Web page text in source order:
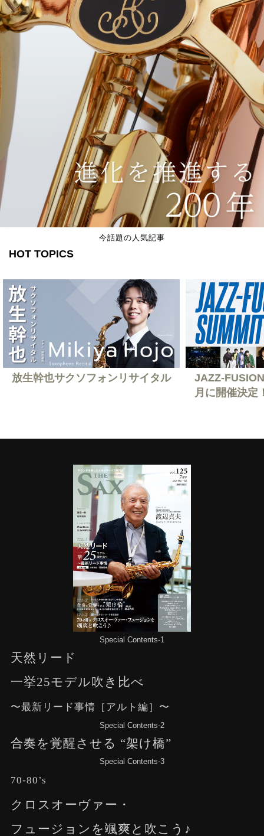
今話題の人気記事
HOT TOPICS
放生幹也サクソフォンリサイタル
JAZZ-
月に開催決定
Special Contents-1
天然リード
一挙25モデル吹き比べ
〜最新リード事情［アルト編］〜
Special Contents-2
合奏を覚醒させる “架け橋”
Special Contents-3
70-80’s
クロスオーヴァー・
フュージョンを颯爽と吹こう♪